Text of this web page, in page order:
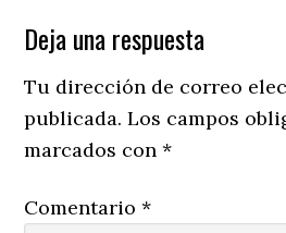
Reader
Interactions
Deja una respuesta
Tu dirección de correo
publicada. Los campos
marcados con*
Comentario*